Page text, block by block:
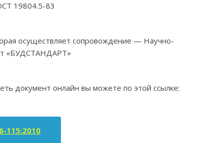
19804.5-83
осуществляет сопровождение — Научно-
«БУДСТАНДАРТ»
документ онлайн вы можете по этой ссылке:
115:2010